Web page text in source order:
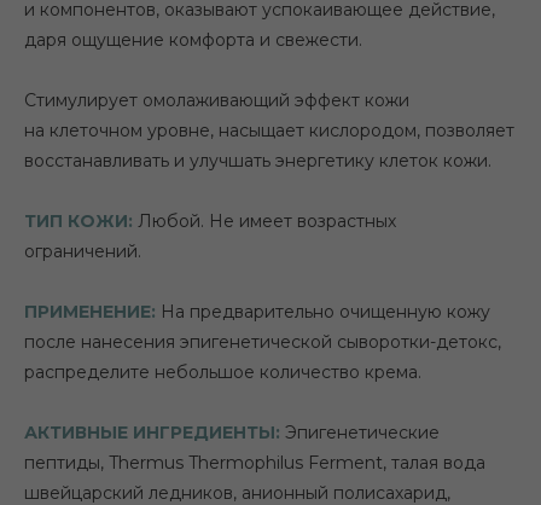
и компонентов, оказывают успокаивающее действие,
даря ощущение комфорта и свежести.
Стимулирует омолаживающий эффект кожи
на клеточном уровне, насыщает кислородом, позволяет
восстанавливать и улучшать энергетику клеток кожи.
ТИП КОЖИ: Любой. Не имеет возрастных
ограничений.
ПРИМЕНЕНИЕ: На предварительно очищенную кожу
после нанесения эпигенетической сыворотки-детокс,
распределите небольшое количество крема.
АКТИВНЫЕ ИНГРЕДИЕНТЫ: Эпигенетические
пептиды, Thermus Thermophilus Ferment, талая вода
швейцарский ледников, анионный полисахарид,